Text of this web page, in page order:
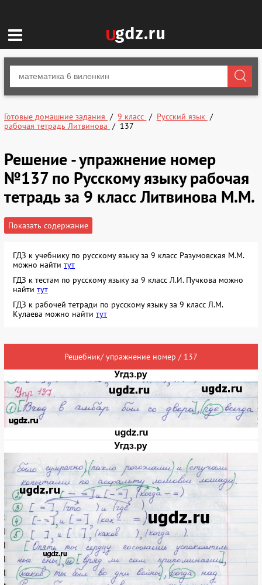
Готовые домашние задания 9 класс
Русский язык
рабочая тетрадь Литвинова
137
Решение - упражнение номер
№137 по Русскому языку рабочая
тетрадь за 9 класс Литвинова М.М.
Показать содержание
ГДЗ к учебнику по русскому языку за 9 класс Разумовская М.М.
можно найти тут
ГДЗ к тестам по русскому языку за 9 класс Л.И. Пучкова можно
найти тут
ГДЗ к рабочей тетради по русскому языку за 9 класс Л.М.
Кулаева можно найти тут
Решебник/ упражнение номер / 137